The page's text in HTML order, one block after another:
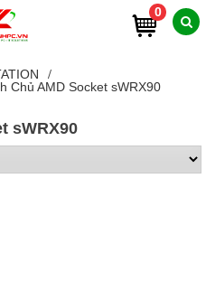
0
Chủ AMD Socket sWRX90
sWRX90